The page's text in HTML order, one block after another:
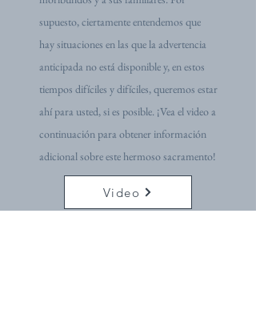
supuesto, ciertamente entendemos que
hay situaciones en las que la advertencia
anticipada no está disponible y, en estos
tiempos difíciles y difíciles, queremos estar
ahí para usted, si es posible. ¡Vea el video a
continuación para obtener información
adicional sobre este hermoso sacramento!
Video